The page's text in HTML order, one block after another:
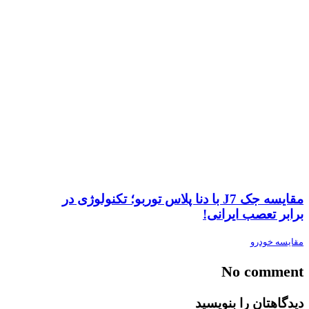
مقایسه جک J7 با دنا پلاس توربو؛ تکنولوژی در
برابر تعصب ایرانی!
مقایسه خودرو
No comment
دیدگاهتان را بنویسید